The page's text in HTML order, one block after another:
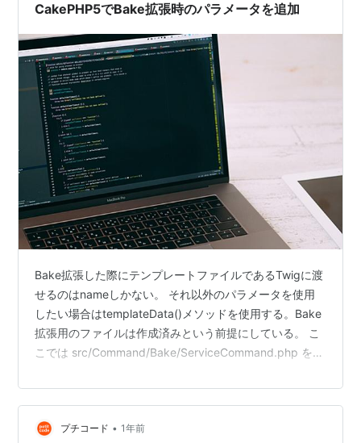
CakePHP5でBake拡張時のパラメータを追加
Bake拡張した際にテンプレートファイルであるTwigに渡
せるのはnameしかない。 それ以外のパラメータを使用
したい場合はtemplateData()メソッドを使用する。Bake
拡張用のファイルは作成済みという前提にしている。 こ
こでは src/Command/Bake/ServiceCommand.php を改
参考に。 petit-code.hatenablog.jp 環境 PHP8.2
CakePHP5.1.6 templateData()の作成 ./bin/cake bake
service example_detailsというコ…
プチコード • 1年前